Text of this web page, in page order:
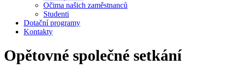
Očima našich zaměstnanců
Studenti
Dotační programy
Kontakty
Opětovné společné setkání